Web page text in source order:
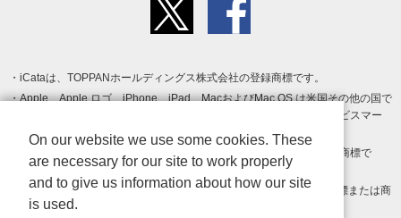
iCataは、TOPPANホールディングス株式会社の登録商標です。
Apple、Apple ロゴ、iPhone、iPad、MacおよびMac OS は米国その他の国で
登録された Apple Inc. の商標です。App Store は Apple Inc. のサービスマー
クです。
Android、Google Play および Google Play ロゴ は Google LLC の商標で
す。
Windows は Microsoft Inc.の米国およびその他の国における登録商標または商
標です。
On our website we use some cookies. These
are necessary for our site to work properly
and to give us information about how our site
is used.